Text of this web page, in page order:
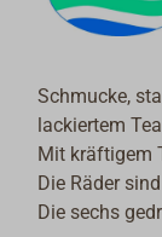
Schmucke,
lackiertem
Mit kräftigem
Die Räder
Die sechs